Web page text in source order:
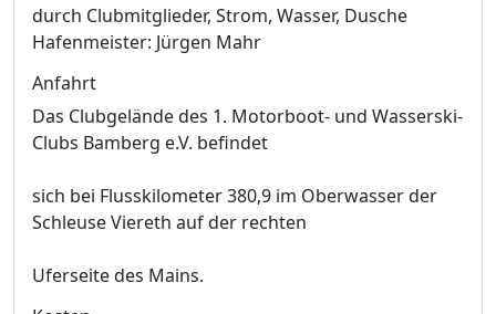
durch Clubmitglieder, Strom, Wasser, Dusche
Hafenmeister: Jürgen Mahr
Anfahrt
Das Clubgelände des 1. Motorboot- und Wasserski-
Clubs Bamberg e.V. befindet
sich bei Flusskilometer 380,9 im Oberwasser der
Schleuse Viereth auf der rechten
Uferseite des Mains.